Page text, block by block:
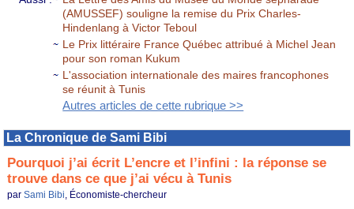
(AMUSSEF) souligne la remise du Prix Charles-
Hindenlang à Victor Teboul
Le Prix littéraire France Québec attribué à Michel Jean
pour son roman Kukum
L'association internationale des maires francophones
se réunit à Tunis
Autres articles de cette rubrique >>
La Chronique de Sami Bibi
Pourquoi j’ai écrit L’encre et l’infini : la réponse se
trouve dans ce que j’ai vécu à Tunis
parSami Bibi, Économiste-chercheur